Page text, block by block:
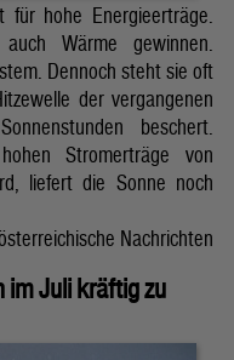
für hohe Energieerträge.
Wärme gewinnen.
Dennoch steht sie oft
der vergangenen
beschert.
Stromerträge von
liefert die Sonne noch
Nachrichten
im Juli kräftig zu